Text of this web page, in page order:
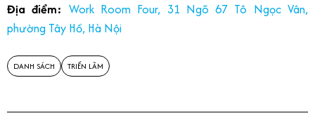
Địa điểm: Work Room Four, 31 Ngõ 67 Tô Ngọc Vân,
phường Tây Hồ, Hà Nội
DANH SÁCH TRIỂN LÃM